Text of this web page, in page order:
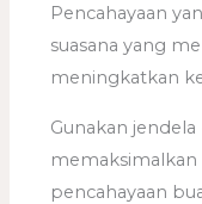
Pencahayaan
suasana yang
meningkatkan
Gunakan
memaksimalkan
pencahayaan